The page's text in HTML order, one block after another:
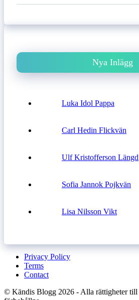
Nya Inlägg
Luka Idol Pappa
Carl Hedin Flickvän
Ulf Kristofferson Längd
Sofia Jannok Pojkvän
Lisa Nilsson Vikt
Privacy Policy
Terms
Contact
© Kändis Blogg 2026 - Alla rättigheter till